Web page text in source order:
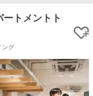
トメントト
ング